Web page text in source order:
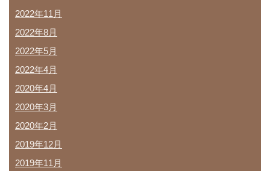
2022年11月
2022年8月
2022年5月
2022年4月
2020年4月
2020年3月
2020年2月
2019年12月
2019年11月